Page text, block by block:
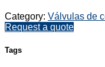
Category: Válvulas de
Request a quote
Tags